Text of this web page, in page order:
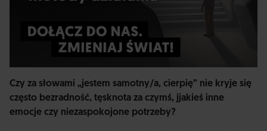
Czy za słowami „jestem samotny/a, cierpię” nie kryje się
często bezradność, tęsknota za czymś, jjakieś inne
emocje czy niezaspokojone potrzeby?